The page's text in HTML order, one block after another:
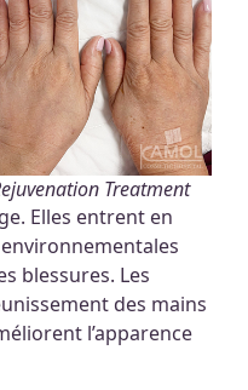
Treatment
Elles entrent en
blessures. Les
des mains
l’apparence